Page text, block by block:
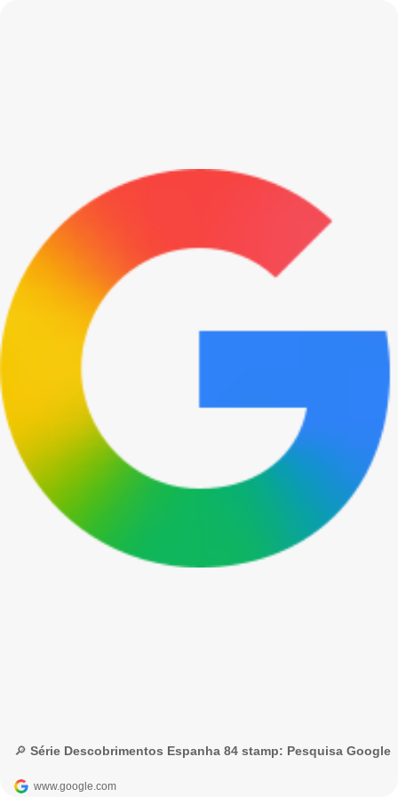
🔎 Série Descobrimentos Espanha 84 stamp: Pesquisa Google
www.google.com